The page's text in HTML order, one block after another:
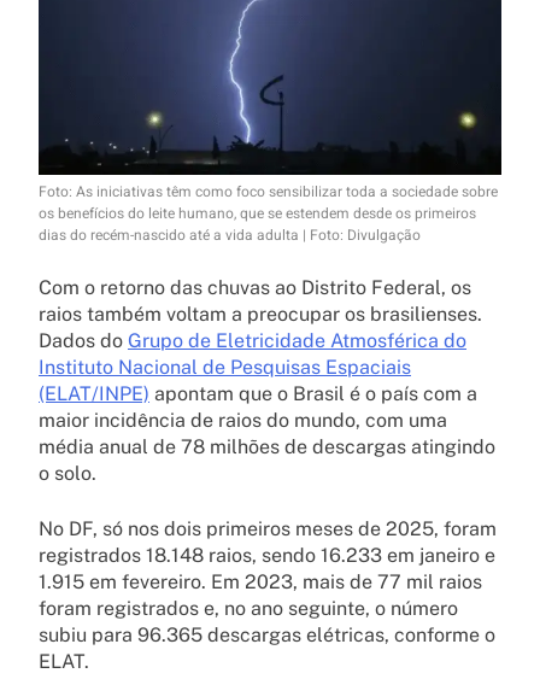
Foto: As iniciativas têm como foco sensibilizar toda a sociedade sobre
os benefícios do leite humano, que se estendem desde os primeiros
dias do recém-nascido até a vida adulta | Foto: Divulgação
Com o retorno das chuvas ao Distrito Federal, os
raios também voltam a preocupar os brasilienses.
Dados do Grupo de Eletricidade Atmosférica do
Instituto Nacional de Pesquisas Espaciais
(ELAT/INPE) apontam que o Brasil é o país com a
maior incidência de raios do mundo, com uma
média anual de 78 milhões de descargas atingindo
o solo.
No DF, só nos dois primeiros meses de 2025, foram
registrados 18.148 raios, sendo 16.233 em janeiro e
1.915 em fevereiro. Em 2023, mais de 77 mil raios
foram registrados e, no ano seguinte, o número
subiu para 96.365 descargas elétricas, conforme o
ELAT.